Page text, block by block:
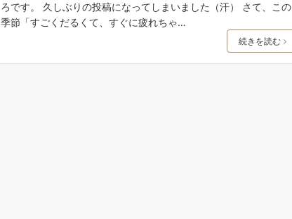
ろです。 久しぶりの投稿になってしまいました（汗） さて、この
季節「すごくだるくて、すぐに疲れちゃ…
続きを読む